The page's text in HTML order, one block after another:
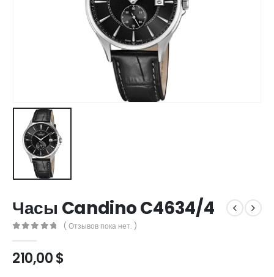
Часы Candino C4634/4
( Отзывов пока нет. )
210,00$